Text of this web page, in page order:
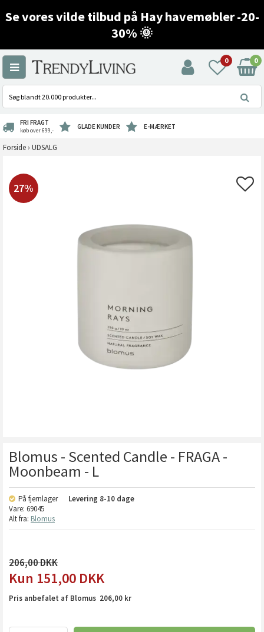
Se vores vilde tilbud på Hay havemøbler -20-
30% 🌞
0 0
FRI FRAGT
køb over 699,- GLADE KUNDER E-MÆRKET
Forside › UDSALG
27%
Blomus - Scented Candle - FRAGA -
Moonbeam - L
På fjernlager Levering 8-10 dage
Vare: 69045
Alt fra: Blomus
206,00
151,00 DKK
Pris anbefalet af Blomus 206,00 kr